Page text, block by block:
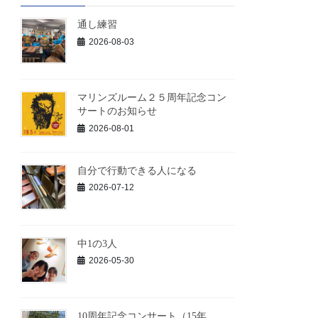
通し練習
2026-08-03
マリンズルーム２５周年記念コン
サートのお知らせ
2026-08-01
自分で行動できる人になる
2026-07-12
中1の3人
2026-05-30